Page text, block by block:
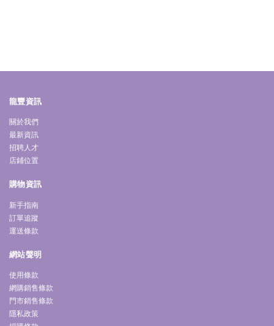
龍豐資訊
關於我們
最新資訊
招聘人才
店鋪位置
購物資訊
新手指南
訂單追蹤
運送條款
網站聲明
使用條款
網購銷售條款
門市銷售條款
隱私政策